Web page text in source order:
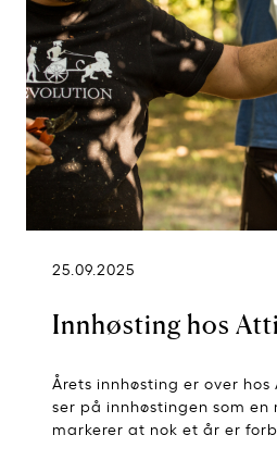
25.09.2025
Innhøsting hos
Årets innhøsting er over
ser på innhøstingen som
markerer at nok et år er